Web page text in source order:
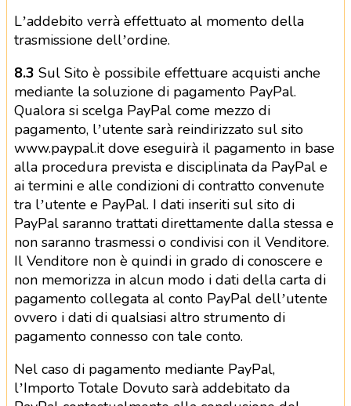
L’addebito verrà effettuato al momento della
trasmissione dell’ordine.
8.3 Sul Sito è possibile effettuare acquisti anche
mediante la soluzione di pagamento PayPal.
Qualora si scelga PayPal come mezzo di
pagamento, l’utente sarà reindirizzato sul sito
www.paypal.it dove eseguirà il pagamento in base
alla procedura prevista e disciplinata da PayPal e
ai termini e alle condizioni di contratto convenute
tra l’utente e PayPal. I dati inseriti sul sito di
PayPal saranno trattati direttamente dalla stessa e
non saranno trasmessi o condivisi con il Venditore.
Il Venditore non è quindi in grado di conoscere e
non memorizza in alcun modo i dati della carta di
pagamento collegata al conto PayPal dell’utente
ovvero i dati di qualsiasi altro strumento di
pagamento connesso con tale conto.
Nel caso di pagamento mediante PayPal,
l’Importo Totale Dovuto sarà addebitato da